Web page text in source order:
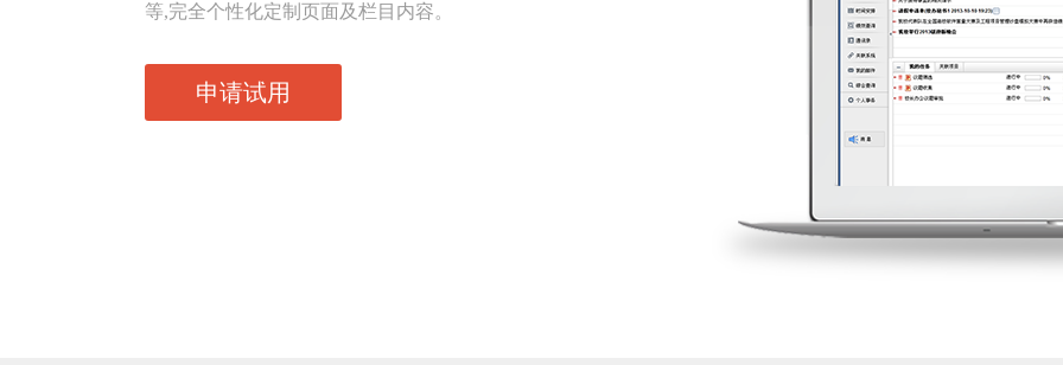
等,完全个性化定制页面及栏目内容。
申请试用